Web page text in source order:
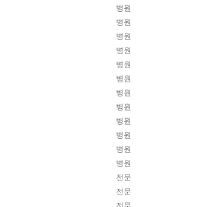
병원
병원
병원
병원
병원
병원
병원
병원
병원
병원
병원
병원
전문
전문